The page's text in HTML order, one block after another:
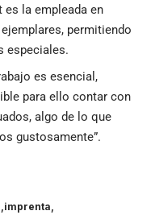
la empleada en
permitiendo
especiales.
es esencial,
para ello contar con
algo de lo que
gustosamente”.
imprenta